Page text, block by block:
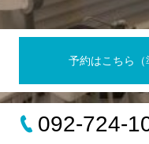
予約はこちら（
092-724-